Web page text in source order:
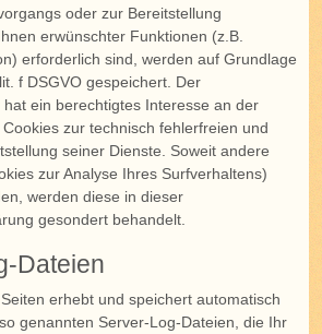
oder zur Bereitstellung
erwünschter Funktionen (z.B.
erforderlich sind, werden auf Grundlage
f DSGVO gespeichert. Der
ein berechtigtes Interesse an der
zur technisch fehlerfreien und
seiner Dienste. Soweit andere
zur Analyse Ihres Surfverhaltens)
werden diese in dieser
gesondert behandelt.
Dateien
erhebt und speichert automatisch
genannten Server-Log-Dateien, die Ihr